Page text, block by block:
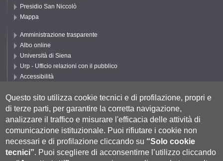
Presidio San Niccolò
Mappa
Amministrazione trasparente
Albo online
Università di Siena
Urp - Ufficio relazioni con il pubblico
Accessibilità
Cookie settings
Segui UNISI
Questo sito utilizza cookie tecnici e di profilazione, propri e
di terze parti, per garantire la corretta navigazione,
analizzare il traffico e misurare l'efficacia delle attività di
comunicazione istituzionale. Puoi rifiutare i cookie non
necessari e di profilazione cliccando su “Solo cookie
tecnici”. Puoi scegliere di acconsentirne l’utilizzo cliccando